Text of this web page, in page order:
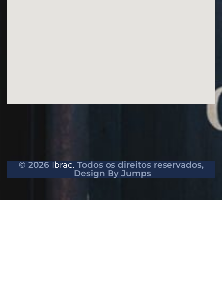
© 2026 Ibrac. Todos os direitos reservados,
Design By Jumps